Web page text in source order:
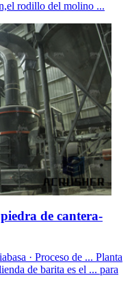
rodillo del molino ...
de cantera-
· Proceso de ... Planta
de barita es el ... para